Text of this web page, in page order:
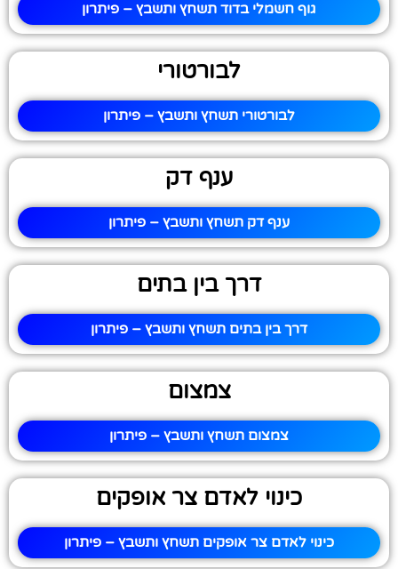
גוף חשמלי בדוד תשחץ ותשבץ – פיתרון
לבורטורי
לבורטורי תשחץ ותשבץ – פיתרון
ענף דק
ענף דק תשחץ ותשבץ – פיתרון
דרך בין בתים
דרך בין בתים תשחץ ותשבץ – פיתרון
צמצום
צמצום תשחץ ותשבץ – פיתרון
כינוי לאדם צר אופקים
כינוי לאדם צר אופקים תשחץ ותשבץ – פיתרון